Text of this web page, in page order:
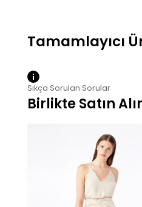
Sıkça Sorulan Sorular
Birlikte Satın